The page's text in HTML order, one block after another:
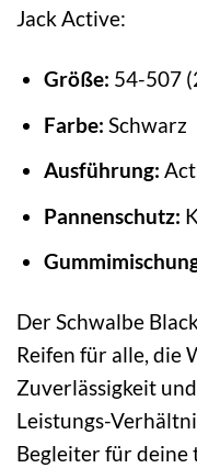
Jack Active:
Größe: 54-507
Farbe: Schwarz
Ausführung:
Pannenschutz:
Der Schwalbe
Reifen für alle, die
Zuverlässigkeit
Leistungs-
Begleiter für deine